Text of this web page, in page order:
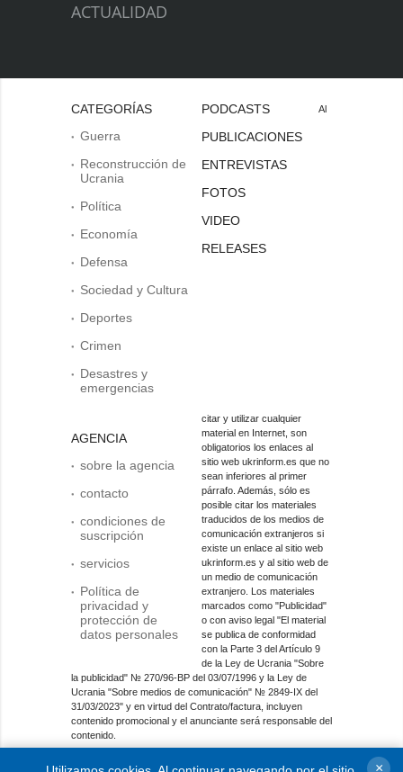
ACTUALIDAD
CATEGORÍAS
Guerra
Reconstrucción de
Ucrania
Política
Economía
Defensa
Sociedad y Cultura
Deportes
Crimen
Desastres y
emergencias
AGENCIA
sobre la agencia
contacto
condiciones de
suscripción
servicios
Política de
privacidad y
protección de
datos personales
PODCASTS
PUBLICACIONES
ENTREVISTAS
FOTOS
VIDEO
RELEASES
Al
citar y utilizar cualquier
material en Internet, son
obligatorios los enlaces al
sitio web ukrinform.es que no
sean inferiores al primer
párrafo. Además, sólo es
posible citar los materiales
traducidos de los medios de
comunicación extranjeros si
existe un enlace al sitio web
ukrinform.es y al sitio web de
un medio de comunicación
extranjero. Los materiales
marcados como "Publicidad"
o con aviso legal "El material
se publica de conformidad
con la Parte 3 del Artículo 9
de la Ley de Ucrania "Sobre
la publicidad" № 270/96-ВР del 03/07/1996 y la Ley de
Ucrania "Sobre medios de comunicación" № 2849-IX del
31/03/2023" y en virtud del Contrato/factura, incluyen
contenido promocional y el anunciante será responsable del
contenido.
Entidad de medios en línea; identificador de medios: R40- ×